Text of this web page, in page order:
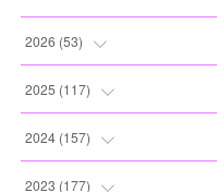
2026 (53)
(1)
(5)
(7)
2025 (117)
(11
(12
2024(157)
(13
2023 (177)